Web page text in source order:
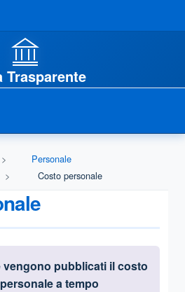
Trasparente
Personale
Costo personale
vengono pubblicati il costo
a tempo